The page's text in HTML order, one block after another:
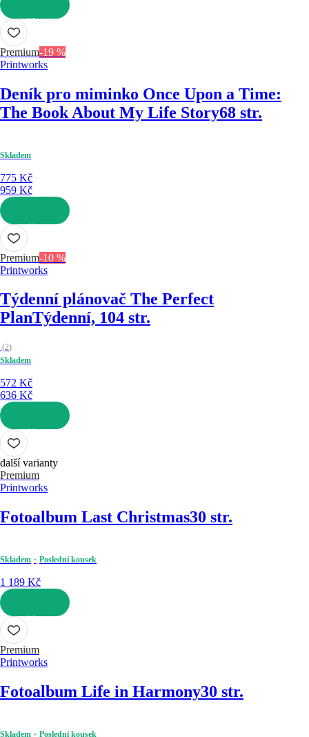
DO KOŠÍKU
Premium-19 %
Printworks
Deník pro miminko Once Upon a Time:
The Book About My Life Story68 str.
Skladem
775 Kč
959 Kč
DO KOŠÍKU
Premium-10 %
Printworks
Týdenní plánovač The Perfect
PlanTýdenní, 104 str.
(2)
Skladem
572 Kč
636 Kč
DO KOŠÍKU
další varianty
Premium
Printworks
Fotoalbum Last Christmas30 str.
Skladem Poslední kousek
1 189 Kč
DO KOŠÍKU
Premium
Printworks
Fotoalbum Life in Harmony30 str.
Skladem Poslední kousek